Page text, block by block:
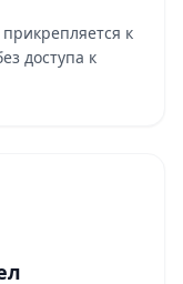
к
доступа к